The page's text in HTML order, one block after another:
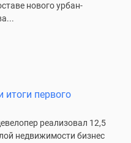
нового урбан-
итоги первого
реализовал 12,5
недвижимости бизнес